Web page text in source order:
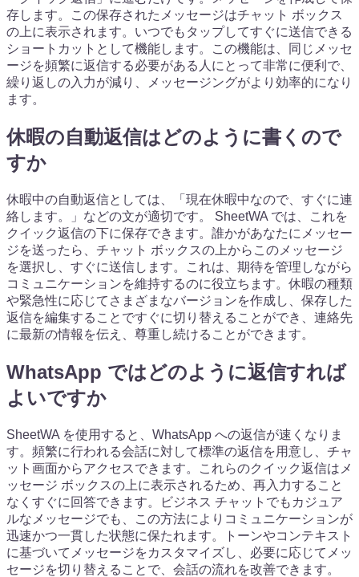
存します。この保存されたメッセージはチャット ボックス
の上に表示されます。いつでもタップしてすぐに送信できる
ショートカットとして機能します。この機能は、同じメッセ
ージを頻繁に返信する必要がある人にとって非常に便利で、
繰り返しの入力が減り、メッセージングがより効率的になり
ます。
休暇の自動返信はどのように書くので
すか
休暇中の自動返信としては、「現在休暇中なので、すぐに連
絡します。」などの文が適切です。 SheetWA では、これを
クイック返信の下に保存できます。誰かがあなたにメッセー
ジを送ったら、チャット ボックスの上からこのメッセージ
を選択し、すぐに送信します。これは、期待を管理しながら
コミュニケーションを維持するのに役立ちます。休暇の種類
や緊急性に応じてさまざまなバージョンを作成し、保存した
返信を編集することですぐに切り替えることができ、連絡先
に最新の情報を伝え、尊重し続けることができます。
WhatsApp ではどのように返信すれば
よいですか
SheetWA を使用すると、WhatsApp への返信が速くなりま
す。頻繁に行われる会話に対して標準の返信を用意し、チャ
ット画面からアクセスできます。これらのクイック返信はメ
ッセージ ボックスの上に表示されるため、再入力すること
なくすぐに回答できます。ビジネス チャットでもカジュア
ルなメッセージでも、この方法によりコミュニケーションが
迅速かつ一貫した状態に保たれます。トーンやコンテキスト
に基づいてメッセージをカスタマイズし、必要に応じてメッ
セージを切り替えることで、会話の流れを改善できます。